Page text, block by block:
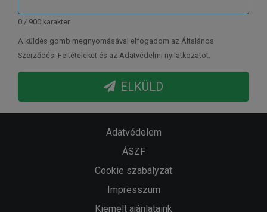
0 / 900 karakter
A küldés gomb megnyomásával elfogadom az Általános
Szerződési Feltételeket és az Adatvédelmi nyilatkozatot.
ELKÜLD
Adatvédelem
ÁSZF
Cookie szabályzat
Impresszum
Kiemelt ajánlataink